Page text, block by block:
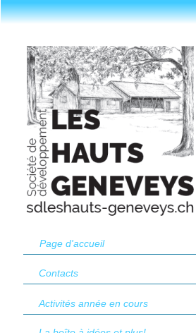
Activités année en cours
Contacts
Page d'accueil